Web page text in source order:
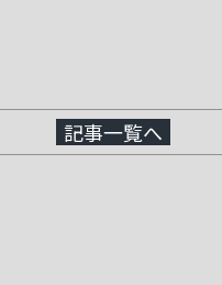
記事一覧へ